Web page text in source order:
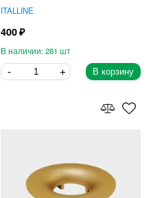
ITALLINE
400
281
В корзину